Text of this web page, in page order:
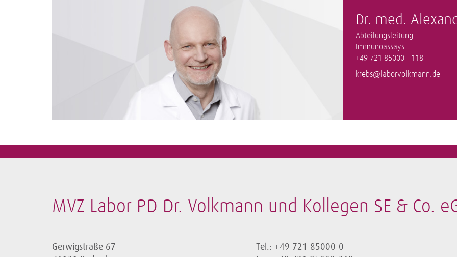
Dr. med.
Abteilungsleitung
Immunoassays
+49 721 85000 - 118
krebs@laborvolkmann.de
MVZ Labor PD Dr. Volkmann und Kollegen SE & Co.
Gerwigstraße 67
Tel.: +49 721 85000-0